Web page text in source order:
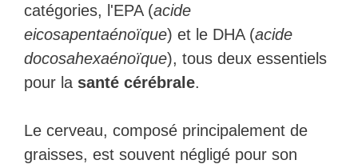
catégories, l'EPA (acide
eicosapentaénoïque) et le DHA (acide
docosahexaénoïque), tous deux essentiels
pour la santé cérébrale.
Le cerveau, composé principalement de
graisses, est souvent négligé pour son